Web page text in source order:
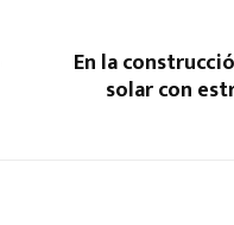
En la
solar con